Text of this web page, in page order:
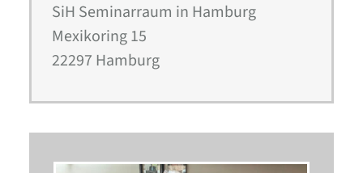
SiH Seminarraum in Hamburg
Mexikoring 15
22297 Hamburg